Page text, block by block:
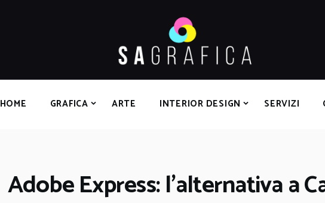
HOME GRAFICA ARTE INTERIOR DESIGN SERVIZI
Adobe Express: l’alternativa a
INTERIOR DESIGN
SERVIZI